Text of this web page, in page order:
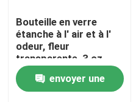
Maison
Produits
Bouteille en verre
étanche à l' air et à l'
odeur, fleur
transparente, 3 oz,
avec un bouchon anti-
enfants, couvercle
blanc plat, logo
envoyer une